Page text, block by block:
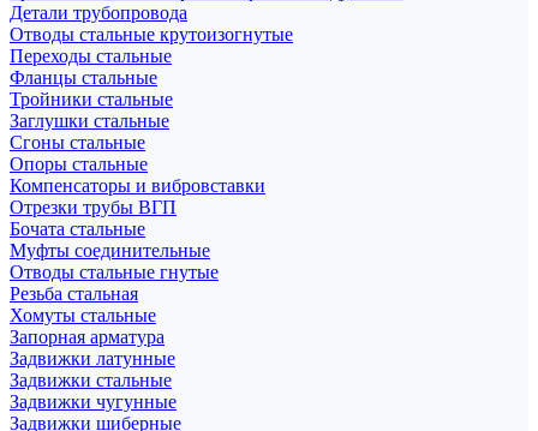
Детали трубопровода
Отводы стальные крутоизогнутые
Переходы стальные
Фланцы стальные
Тройники стальные
Заглушки стальные
Сгоны стальные
Опоры стальные
Компенсаторы и вибровставки
Отрезки трубы ВГП
Бочата стальные
Муфты соединительные
Отводы стальные гнутые
Резьба стальная
Хомуты стальные
Запорная арматура
Задвижки латунные
Задвижки стальные
Задвижки чугунные
Задвижки шиберные